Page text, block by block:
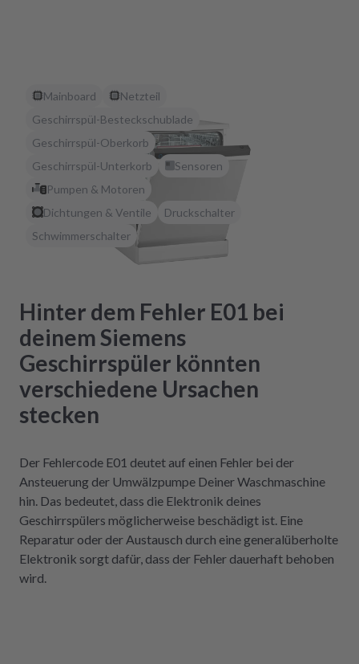
Mainboard
Netzteil
Geschirrspül-Besteckschublade
Geschirrspül-Oberkorb
Geschirrspül-Unterkorb
Sensoren
Pumpen & Motoren
Dichtungen & Ventile
Druckschalter
Schwimmerschalter
Hinter dem Fehler E01 bei
deinem Siemens
Geschirrspüler könnten
verschiedene Ursachen
stecken
Der Fehlercode E01 deutet auf einen Fehler bei der
Ansteuerung der Umwälzpumpe Deiner Waschmaschine
hin. Das bedeutet, dass die Elektronik deines
Geschirrspülers möglicherweise beschädigt ist. Eine
Reparatur oder der Austausch durch eine generalüberholte
Elektronik sorgt dafür, dass der Fehler dauerhaft behoben
wird.